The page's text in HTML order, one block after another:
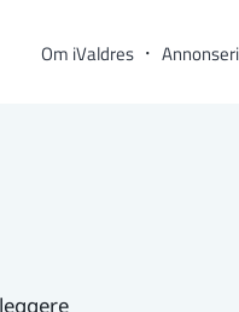
Om iValdres